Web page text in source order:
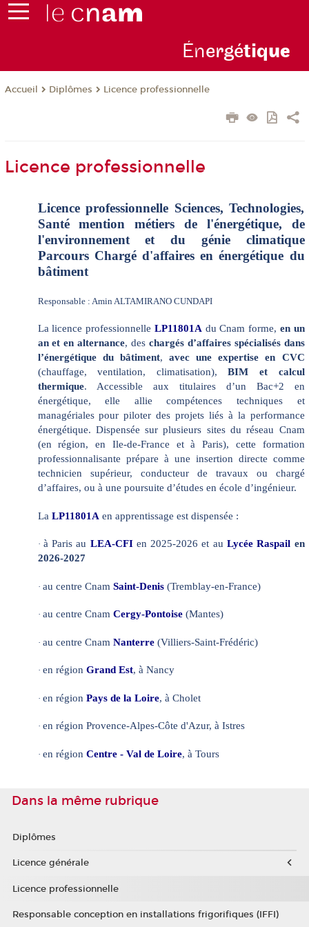
Énergétique
Accueil Diplômes Licence professionnelle
Licence professionnelle
Licence professionnelle Sciences, Technologies,
Santé mention métiers de l'énergétique, de
l'environnement et du génie climatique
Parcours Chargé d'affaires en énergétique du
bâtiment
Responsable : Amin ALTAMIRANO CUNDAPI
La licence professionnelle LP11801Adu Cnam forme, en un
an et en alternance, des chargés d’affaires spécialisés dans
l’énergétique du bâtiment, avec une expertise en CVC
(chauffage, ventilation, climatisation),BIM et calcul
thermique. Accessible aux titulaires d’un Bac+2 en
énergétique, elle allie compétences techniques et
managériales pour piloter des projets liés à la performance
énergétique. Dispensée sur plusieurs sites du réseau Cnam
(en région, en Ile-de-France et à Paris), cette formation
professionnalisante prépare à une insertion directe comme
technicien supérieur, conducteur de travaux ou chargé
d’affaires, ou à une poursuite d’études en école d’ingénieur.
La LP11801A en apprentissage est dispensée :
· à Paris au LEA-CFIen 2025-2026 et au Lycée Raspail en
2026-2027
· au centre Cnam Saint-Denis(Tremblay-en-France)
· au centre Cnam Cergy-Pontoise (Mantes)
· au centre Cnam Nanterre(Villiers-Saint-Frédéric)
· en région Grand Est, à Nancy
· en région Pays de la Loire, à Cholet
· en région Provence-Alpes-Côte d'Azur, à Istres
· en région Centre - Val de Loire, à Tours
Dans la même rubrique
Diplômes
Licence générale
Licence professionnelle
Responsable conception en installations frigorifiques (IFFI)